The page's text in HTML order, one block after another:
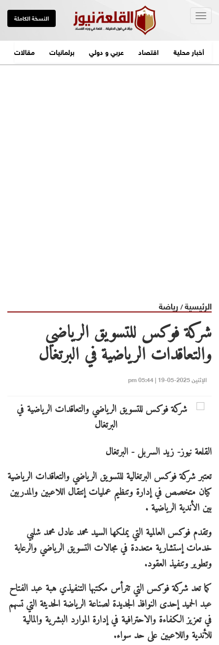
النسخة الكاملة
أخبار محلية اقتصاد عربي و دولي برلمانيات مقالات
الرئيسية/ رياضة
شركة فوكس للتسويق الرياضي
والتعاقدات الرياضية في البرتغال
الإثنين 2025-05-19 | 05:44 pm
القلعة نيوز- زيد السربل - البرتغال
تعتبر شركة فوكس البرتغالية للتسويق الرياضي والتعاقدات الرياضية
كيان متخصص في إدارة وتنظيم عمليات إنتقال اللاعبين والمدربين
بين الأندية الرياضية .
وتقدم فوكس العالمية التي يملكها السيد محمد عادل محمد شلبي
خدمات إستشارية متعددة في مجالات التسويق الرياضي والرعاية
وتطوير وتنفيذ العقود.
كما تعد شركة فوكس التي تترأس مكتبها التنفيذي هبة عبد الفتاح
عبد الحميد إحدى النوافذ الجديدة لصناعة الرياضة الحديثة التي تسهم
في تعزيز الكفاءة والاحترافية في إدارة الموارد البشرية والمالية
للأندية واللاعبين على حد سواء.